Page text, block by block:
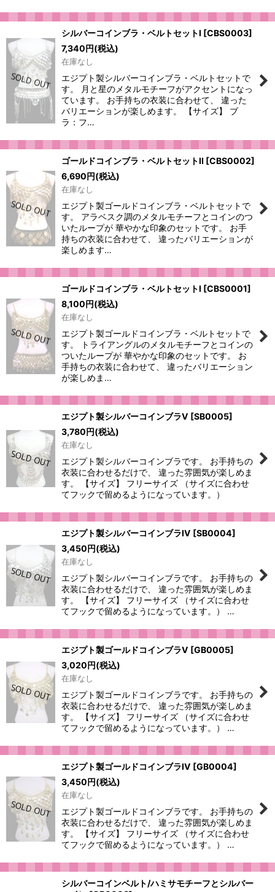
シルバーコインブラ・ベルトセットI [CBS0003]
7,340円(税込)
在庫なし
エジプト製シルバーコインブラ・ベルトセットで
す。 月と星のメタルモチーフがアクセントになっ
ています。 お手持ちの衣装に合わせて、 違った
バリエーションが楽しめます。 【サイズ】 ブ
ラ：フ…
ゴールドコインブラ・ベルトセットII [CBS0002]
6,690円(税込)
在庫なし
エジプト製ゴールドコインブラ・ベルトセットで
す。 アラベスク調のメタルモチーフとコインのつ
いたループが 華やかな印象のセットです。 お手
持ちの衣装に合わせて、 違ったバリエーションが
楽しめます…
ゴールドコインブラ・ベルトセットI [CBS0001]
8,100円(税込)
在庫なし
エジプト製ゴールドコインブラ・ベルトセットで
す。 トライアングルのメタルモチーフとコインの
ついたループが 華やかな印象のセットです。 お
手持ちの衣装に合わせて、 違ったバリエーション
が楽しめま…
エジプト製シルバーコインブラV [SB0005]
3,780円(税込)
在庫なし
エジプト製シルバーコインブラです。 お手持ちの
衣装に合わせるだけで、 違った雰囲気が楽しめま
す。 【サイズ】 フリーサイズ （サイズに合わせ
てフックで留めるようになっています。）
エジプト製シルバーコインブラIV [SB0004]
3,450円(税込)
在庫なし
エジプト製シルバーコインブラです。 お手持ちの
衣装に合わせるだけで、 違った雰囲気が楽しめま
す。 【サイズ】 フリーサイズ （サイズに合わせ
てフックで留めるようになっています。） …
エジプト製ゴールドコインブラV [GB0005]
3,020円(税込)
在庫なし
エジプト製ゴールドコインブラです。 お手持ちの
衣装に合わせるだけで、 違った雰囲気が楽しめま
す。 【サイズ】 フリーサイズ （サイズに合わせ
てフックで留めるようになっています。） …
エジプト製ゴールドコインブラIV [GB0004]
3,450円(税込)
在庫なし
エジプト製ゴールドコインブラです。 お手持ちの
衣装に合わせるだけで、 違った雰囲気が楽しめま
す。 【サイズ】 フリーサイズ （サイズに合わせ
てフックで留めるようになっています。） …
シルバーコインベルト/ハミサモチーフとシルバー